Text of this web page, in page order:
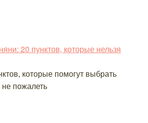
20 пунктов, которые нельзя
которые помогут выбрать
пожалеть